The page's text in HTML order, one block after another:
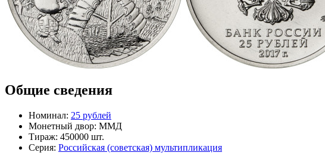
Общие сведения
Номинал: 25 рублей
Монетный двор: ММД
Тираж: 450000 шт.
Серия: Российская (советская) мультипликация